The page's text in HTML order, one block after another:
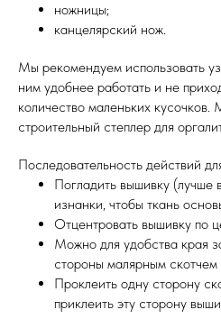
ножницы;
канцелярский нож.
Мы рекомендуем использовать
ним удобнее работать и не
количество маленьких кусочков.
строительный степлер для
Последовательность действий
Погладить вышивку (лучше
изнанки, чтобы ткань
Отцентровать вышивку по
Можно для удобства края
стороны малярным скотчем
Проклеить одну сторону
приклеить эту сторону